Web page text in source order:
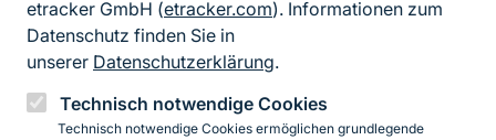
etracker GmbH (etracker.com). Informationen zum
Datenschutz finden Sie in
unserer Datenschutzerklärung.
Technisch notwendige Cookies
Technisch notwendige Cookies ermöglichen grundlegende
Kontaktformular
Erklärung zur Barrierefreiheit
Impressum